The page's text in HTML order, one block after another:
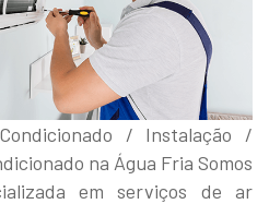
/ Instalação /
na Água Fria Somos
em serviços de ar